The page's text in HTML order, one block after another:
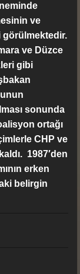
ve
görülmektedir.
ve Düzce
gibi
sonunda
ortağı
CHP ve
1987′den
erken
belirgin